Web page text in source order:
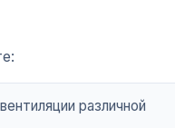
различной